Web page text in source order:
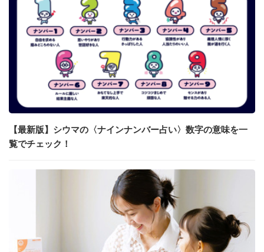
【最新版】シウマの〈ナインナンバー占い〉数字の意味を一
覧でチェック！